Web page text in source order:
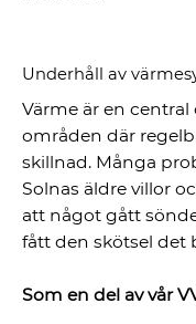
Underhåll av
Värme är en central
områden där
skillnad. Många
Solnas äldre villor
att något gått
fått den skötsel det
Som en del av vår